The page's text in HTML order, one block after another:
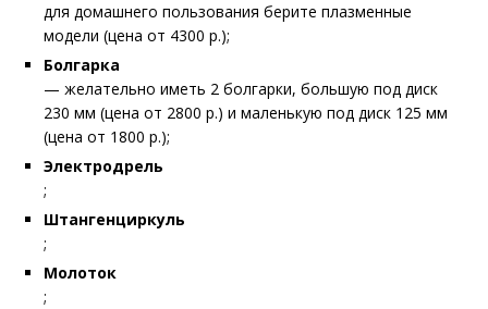
для домашнего пользования берите плазменные
модели (цена от 4300 р.);
Болгарка
— желательно иметь 2 болгарки, большую под диск
230 мм (цена от 2800 р.) и маленькую под диск 125 мм
(цена от 1800 р.);
Электродрель
;
Штангенциркуль
;
Молоток
;